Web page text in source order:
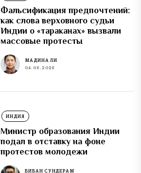
Фальсификация предпочтений:
как слова верховного судьи
Индии о «тараканах» вызвали
массовые протесты
МАДИНА ЛИ
04.08.2026
ИНДИЯ
Министр образования Индии
подал в отставку на фоне
протестов молодежи
ВИВАН СУНДЕРАМ